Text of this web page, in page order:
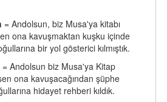
= Andolsun, biz Musa'ya kitabı
ona kavuşmaktan kuşku içinde
bir yol gösterici kılmıştık.
= Andolsun biz Musa'ya Kitap
ona kavuşacağından şüphe
hidayet rehberi kıldık.